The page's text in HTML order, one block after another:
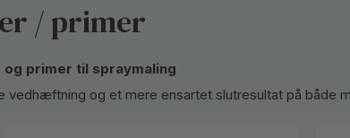
/ primer
primer til spraymaling
vedhæftning og et mere ensartet slutresultat på både